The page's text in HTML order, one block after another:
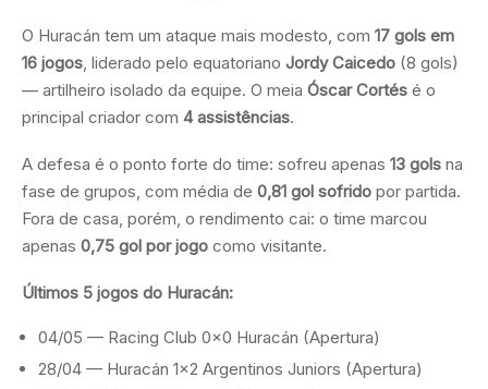
O Huracán tem um ataque mais modesto, com 17 gols em
16 jogos , liderado pelo equatoriano Jordy Caicedo (8 gols)
— artilheiro isolado da equipe. O meia Óscar Cortés é o
principal criador com 4 assistências.
A defesa é o ponto forte do time: sofreu apenas 13 gols na
fase de grupos, com média de 0,81 gol sofrido por partida.
Fora de casa, porém, o rendimento cai: o time marcou
apenas 0,75 gol por jogo como visitante.
Últimos 5 jogos do Huracán:
04/05 — Racing Club 0×0 Huracán (Apertura)
28/04 — Huracán 1×2 Argentinos Juniors (Apertura)